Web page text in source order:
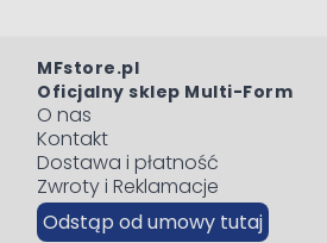
MFstore.pl
Oficjalny sklep Multi-Form
O nas
Kontakt
Dostawa i płatność
Zwroty i Reklamacje
Odstąp od umowy tutaj